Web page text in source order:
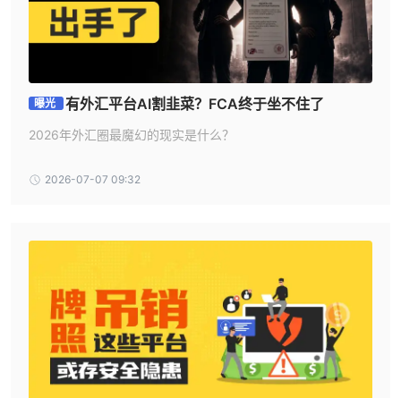
e投睿提供其专有的交易平台，该平台设计用户友好且直观，特别适
合新手交易者。该平台提供各种工具和功能，包括实时市场数据、高
级图表工具和易于使用的订单输入系统。
e投睿平台最显著的特点之一是其社交交易功能，允许用户跟随和复
制成功交易者的交易。这个功能特别吸引缺乏知识或经验进行自己交
易的新手交易者。
4（MT4）平台，该平台在全球范围内广泛使用。MT4以其先进的图
e投睿接受多种付款方式，包括信用/借记卡、银行转账以及
PayPal、Neteller和Skrill等电子钱包。
最低存款金额为10美元，相对于行业内其他经纪商而言较低。
存款通常会在即时或一个工作日内
处理，具体取决于付款方式。
曝光 有外汇平台AI割韭菜？FCA终于坐不住了
2026年外汇圈最魔幻的现实是什么？
2026-07-07 09:32